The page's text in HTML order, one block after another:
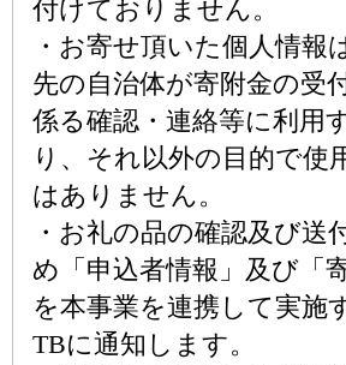
付けておりません。
・お寄せ頂いた個人情報
先の自治体が寄附金の受
係る確認・連絡等に利用
り、それ以外の目的で使
はありません。
・お礼の品の確認及び送
め「申込者情報」及び「
を本事業を連携して実施
TBに通知します。